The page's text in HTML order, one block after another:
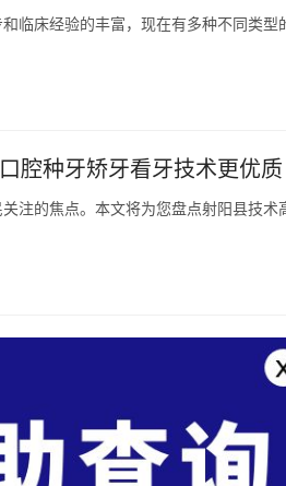
临床经验的丰富，现在有多种不同类型
腔种牙矫牙看牙技术更优质
注的焦点。本文将为您盘点射阳县技术